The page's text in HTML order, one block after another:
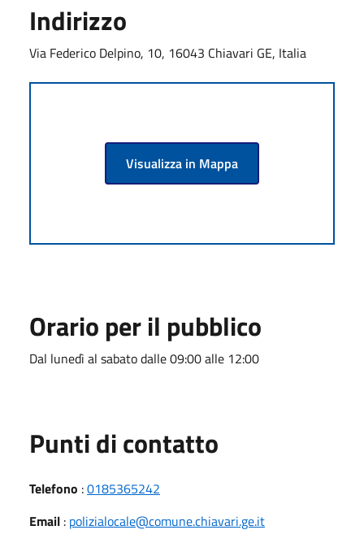
Indirizzo
Via Federico Delpino, 10, 16043 Chiavari GE, Italia
Visualizza in Mappa
Orario per il pubblico
Dal lunedì al sabato dalle 09:00 alle 12:00
Punti di contatto
Telefono :0185365242
Email : polizialocale@comune.chiavari.ge.it